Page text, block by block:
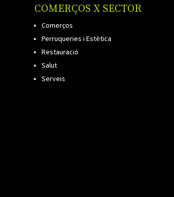
COMERÇOS X SECTOR
Comerços
Perruqueries i Estètica
Restauració
Salut
Serveis